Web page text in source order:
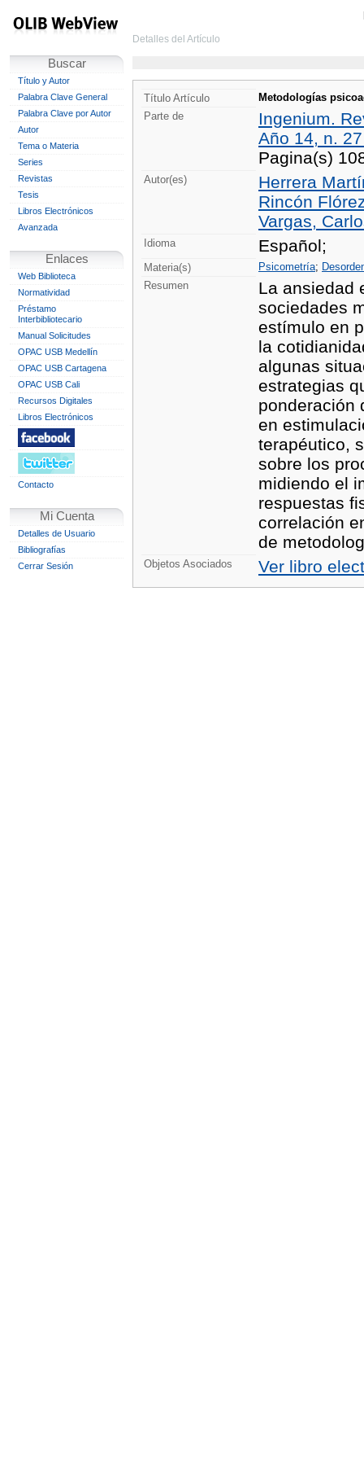
Buscar
Título y Autor
Palabra Clave General
Palabra Clave por Autor
Autor
Tema o Materia
Series
Revistas
Tesis
Libros Electrónicos
Avanzada
Enlaces
Web Biblioteca
Normatividad
Préstamo
Interbibliotecario
Manual Solicitudes
OPAC USB Medellín
OPAC USB Cartagena
OPAC USB Cali
Recursos Digitales
Libros Electrónicos
Contacto
Mi Cuenta
Detalles de Usuario
Bibliografías
Cerrar Sesión
Detalles del Artículo
Título Artículo
Metodologías
Parte de
Ingenium.
Año 14, n.
Pagina(s)
Autor(es)
Herrera
Rincón
Vargas,
Idioma Español;
Materia(s) Psicometría;
Resumen
La ansiedad
sociedades
estímulo en
la
algunas
estrategias
ponderación
en
terapéutico,
sobre los
midiendo el
respuestas
correlación
de
Objetos Asociados Ver libro